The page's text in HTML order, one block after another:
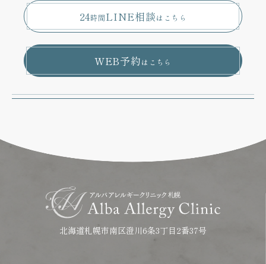
24時間LINE相談はこちら
WEB予約はこちら
北海道札幌市南区澄川6条3丁目2番37号